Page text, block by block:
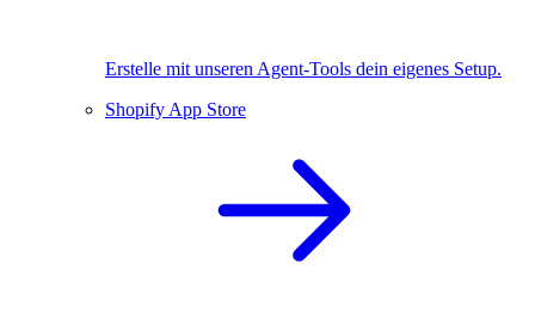
Erstelle mit unseren Agent-Tools dein eigenes Setup.
Shopify App Store